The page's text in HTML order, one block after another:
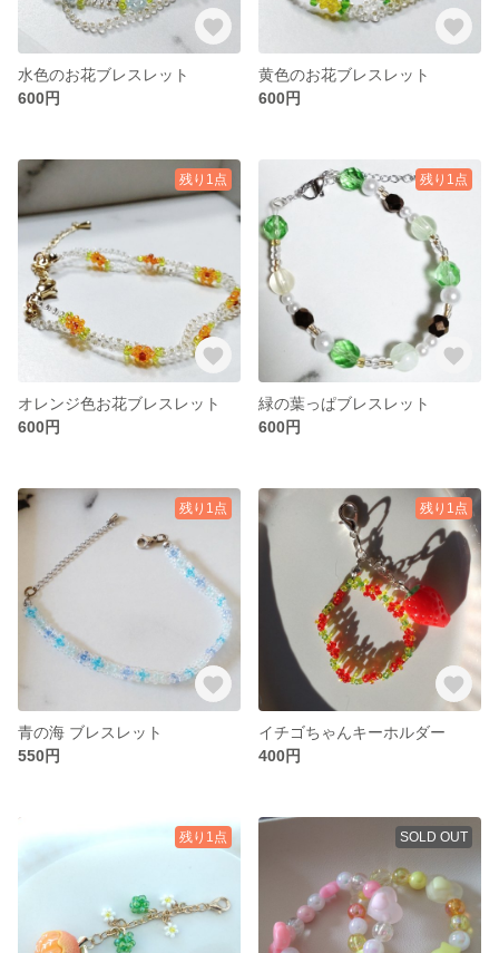
水色のお花ブレスレット
600円
黄色のお花ブレスレット
600円
残り1点
オレンジ色お花ブレスレット
600円
残り1点
緑の葉っぱブレスレット
600円
残り1点
青の海 ブレスレット
550円
残り1点
イチゴちゃんキーホルダー
400円
残り1点 SOLD OUT